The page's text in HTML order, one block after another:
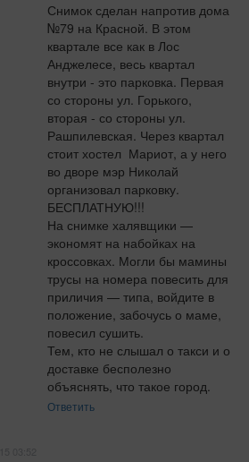
Снимок сделан напротив дома
№79 на Красной. В этом
квартале все как в Лос
Анджелесе, весь квартал
внутри - это парковка. Первая
со стороны ул. Горького,
вторая - со стороны ул.
Рашпилевская. Через квартал
стоит хостел  Мариот, а у него
во дворе мэр Николай
организовал парковку.
БЕСПЛАТНУЮ!!!
На снимке халявщики —
экономят на набойках на
кроссовках. Могли бы мамины
трусы на номера повесить для
приличия — типа, войдите в
положение, забочусь о маме,
повесил сушить.
Тем, кто не слышал о такси и о
доставке бесполезно
объяснять, что такое город.
Ответить